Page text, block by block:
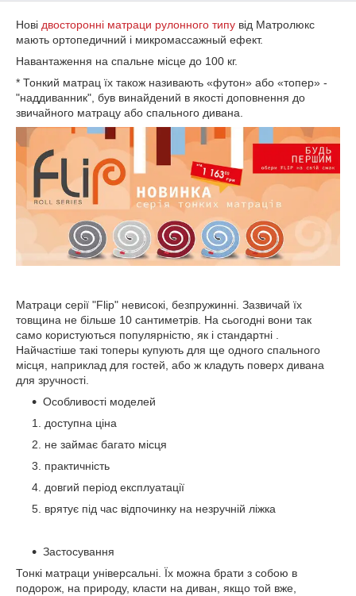
Нові двосторонні матраци рулонного типу від Матролюкс
мають ортопедичний і микромассажный ефект.
Навантаження на спальне місце до 100 кг.
* Тонкий матрац їх також називають «футон» або «топер» -
"наддиванник", був винайдений в якості доповнення до
звичайного матрацу або спального дивана.
Матраци серії "Flip" невисокі, безпружинні. Зазвичай їх
товщина не більше 10 сантиметрів. На сьогодні вони так
само користуються популярністю, як і стандартні .
Найчастіше такі топеры купують для ще одного спального
місця, наприклад для гостей, або ж кладуть поверх дивана
для зручності.
Особливості моделей
доступна ціна
не займає багато місця
практичність
довгий період експлуатації
врятує під час відпочинку на незручній ліжка
Застосування
Тонкі матраци універсальні. Їх можна брати з собою в
подорож, на природу, класти на диван, якщо той вже,